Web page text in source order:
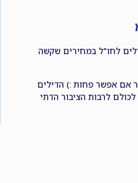
לחו"ל במחירים שקשה
אם אפשר פחות :) הדילים
לרבות הציבור הדתי